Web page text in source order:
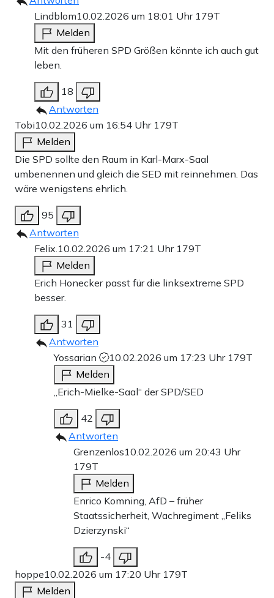
Lindblom10.02.2026 um 18:01 Uhr 179T
Melden
Mit den früheren SPD Größen könnte ich auch gut
leben.
18
Antworten
Tobi10.02.2026 um 16:54 Uhr 179T
Melden
Die SPD sollte den Raum in Karl-Marx-Saal
umbenennen und gleich die SED mit reinnehmen. Das
wäre wenigstens ehrlich.
95
Antworten
Felix.10.02.2026 um 17:21 Uhr 179T
Melden
Erich Honecker passt für die linksextreme SPD
besser.
31
Antworten
Yossarian
10.02.2026 um 17:23 Uhr 179T
Melden
„Erich-Mielke-Saal“ der SPD/SED
42
Antworten
Grenzenlos10.02.2026 um 20:43 Uhr
179T
Melden
Enrico Komning, AfD – früher
Staatssicherheit, Wachregiment „Feliks
Dzierzynski“
-4
hoppe10.02.2026 um 17:20 Uhr 179T
Melden